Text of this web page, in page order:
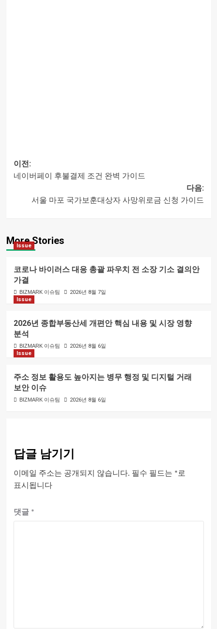
내비게이션
이전:
네이버페이 후불결제 조건 완벽 가이드
다음:
서울 마포 국가보훈대상자 사망위로금 신청 가이드
More Stories
Issue
코로나 바이러스 대응 총괄 파우치 전 소장 기소 결의안
가결
BIZMARK 이슈팀
2026년 8월 7일
Issue
2026년 종합부동산세 개편안 핵심 내용 및 시장 영향
분석
BIZMARK 이슈팀
2026년 8월 6일
Issue
주소 정보 활용도 높아지는 병무 행정 및 디지털 거래
보안 이슈
BIZMARK 이슈팀 2026년 8월 6일
답글 남기기
이메일 주소는 공개되지 않습니다. 필수 필드는 *로
표시됩니다
댓글 *